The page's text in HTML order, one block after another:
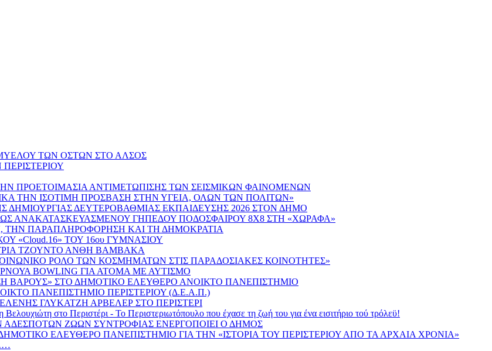
ΤΩΝ ΟΣΤΩΝ ΣΤΟ ΑΛΣΟΣ
ΠΡΟΕΤΟΙΜΑΣΙΑ ΑΝΤΙΜΕΤΩΠΙΣΗΣ ΤΩΝ ΣΕΙΣΜΙΚΩΝ ΦΑΙΝΟΜΕΝΩΝ
ΤΗΝ ΙΣΟΤΙΜΗ ΠΡΟΣΒΑΣΗ ΣΤΗΝ ΥΓΕΙΑ, ΟΛΩΝ ΤΩΝ ΠΟΛΙΤΩΝ»
ΔΗΜΙΟΥΡΓΙΑΣ ΔΕΥΤΕΡΟΒΑΘΜΙΑΣ ΕΚΠΑΙΔΕΥΣΗΣ 2026 ΣΤΟΝ ΔΗΜΟ
ΑΝΑΚΑΤΑΣΚΕΥΑΣΜΕΝΟΥ ΓΗΠΕΔΟΥ ΠΟΔΟΣΦΑΙΡΟΥ 8Χ8 ΣΤΗ «ΧΩΡΑΦΑ»
ΤΗΝ ΠΑΡΑΠΛΗΡΟΦΟΡΗΣΗ ΚΑΙ ΤΗ ΔΗΜΟΚΡΑΤΙΑ
«Cloud.16» ΤΟΥ 16ου ΓΥΜΝΑΣΙΟΥ
ΤΖΟΥΝΤΟ ΑΝΘΗ ΒΑΜΒΑΚΑ
ΚΟΙΝΩΝΙΚΟ ΡΟΛΟ ΤΩΝ ΚΟΣΜΗΜΑΤΩΝ ΣΤΙΣ ΠΑΡΑΔΟΣΙΑΚΕΣ ΚΟΙΝΟΤΗΤΕΣ»
BOWLING ΓΙΑ ΑΤΟΜΑ ΜΕ ΑΥΤΙΣΜΟ
ΒΑΡΟΥΣ» ΣΤΟ ΔΗΜΟΤΙΚΟ ΕΛΕΥΘΕΡΟ ΑΝΟΙΚΤΟ ΠΑΝΕΠΙΣΤΗΜΙΟ
ΠΑΝΕΠΙΣΤΗΜΙΟ ΠΕΡΙΣΤΕΡΙΟΥ (Δ.Ε.Α.Π.)
ΓΛΥΚΑΤΖΗ ΑΡΒΕΛΕΡ ΣΤΟ ΠΕΡΙΣΤΕΡΙ
στο Περιστέρι - Το Περιστεριωτόπουλο που έχασε τη ζωή του για ένα εισιτήριο τού τρόλεϋ!
ΑΔΕΣΠΟΤΩΝ ΖΩΩΝ ΣΥΝΤΡΟΦΙΑΣ ΕΝΕΡΓΟΠΟΙΕΙ Ο ΔΗΜΟΣ
ΔΗΜΟΤΙΚΟ ΕΛΕΥΘΕΡΟ ΠΑΝΕΠΙΣΤΗΜΙΟ ΓΙΑ ΤΗΝ «ΙΣΤΟΡΙΑ ΤΟΥ ΠΕΡΙΣΤΕΡΙΟΥ ΑΠΟ ΤΑ ΑΡΧΑΙΑ ΧΡΟΝΙΑ»